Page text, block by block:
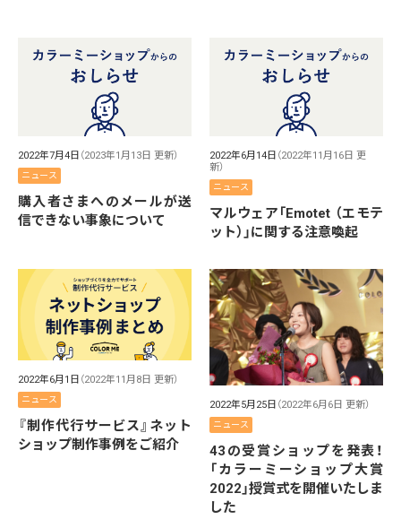
2022年7月4日 （2023年1月13日 更新）
ニュース
購入者さまへのメールが送
信できない事象について
2022年6月14日 （2022年11月16日 更
新）
ニュース
マルウェア「Emotet （エモテ
ット）」に関する注意喚起
2022年6月1日 （2022年11月8日 更新）
ニュース
『制作代行サービス』ネット
ショップ制作事例をご紹介
2022年5月25日 （2022年6月6日 更新）
ニュース
43の受賞ショップを発表！
「カラーミーショップ大賞
2022」授賞式を開催いたしま
した